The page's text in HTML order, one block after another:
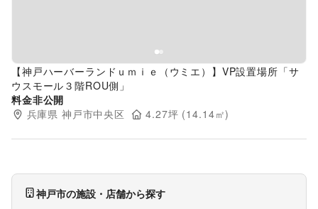
【神戸ハーバーランドｕｍｉｅ（ウミエ）】VP設置場所「サ
ウスモール３階ROU側」
料金非公開
兵庫県 神戸市中央区 4.27坪 (14.14㎡)
神戸市の施設・店舗から探す